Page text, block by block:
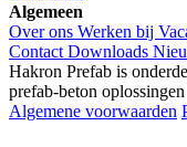
Algemeen
Over ons Werken bij
Contact Downloads
Hakron Prefab is
prefab-beton oplossingen
Algemene voorwaarden